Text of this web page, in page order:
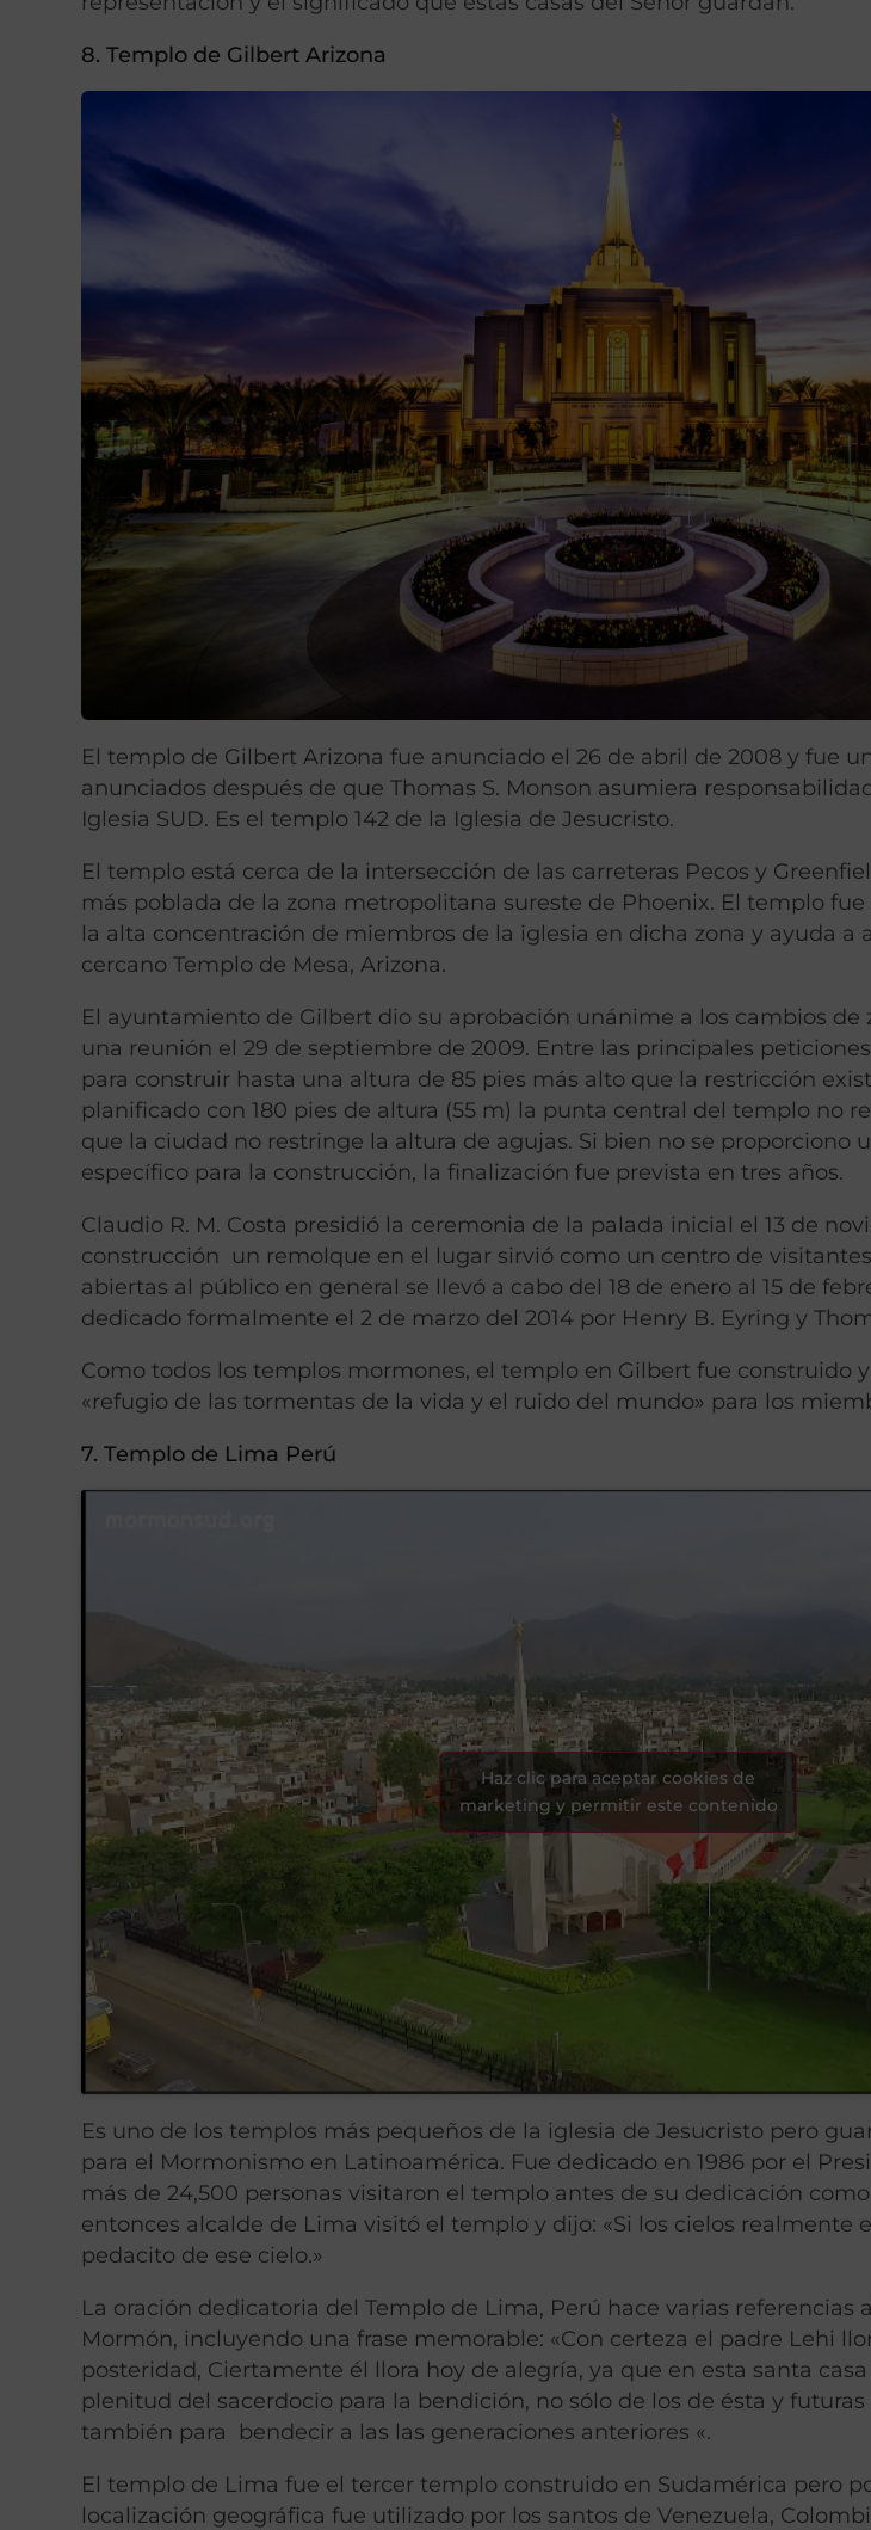
8. Templo de Gilbert Arizona
El templo de Gilbert Arizona fue anunciado el 26 de abril de 2008 y fue
anunciados después de que Thomas S. Monson asumiera
Iglesia SUD. Es el templo 142 de la Iglesia de Jesucristo.
El templo está cerca de la intersección de las carreteras Pecos y
más poblada de la zona metropolitana sureste de Phoenix. El templo
la alta concentración de miembros de la iglesia en dicha zona y ayuda a
cercano Templo de Mesa, Arizona.
El ayuntamiento de Gilbert dio su aprobación unánime a los cambios de
una reunión el 29 de septiembre de 2009. Entre las principales
para construir hasta una altura de 85 pies más alto que la restricción
planificado con 180 pies de altura (55 m) la punta central del templo no
que la ciudad no restringe la altura de agujas. Si bien no se proporciono
específico para la construcción, la finalización fue prevista en tres años.
Claudio R. M. Costa presidió la ceremonia de la palada inicial el 13 de
construcción un remolque en el lugar sirvió como un centro de
abiertas al público en general se llevó a cabo del 18 de enero al 15 de
dedicado formalmente el 2 de marzo del 2014 por Henry B. Eyring y
Como todos los templos mormones, el templo en Gilbert fue construido
«refugio de las tormentas de la vida y el ruido del mundo» para los
7. Templo de Lima Perú
Haz clic para aceptar cookies de
marketing y permitir este contenido
Es uno de los templos más pequeños de la iglesia de Jesucristo pero
para el Mormonismo en Latinoamérica. Fue dedicado en 1986 por el
más de 24,500 personas visitaron el templo antes de su dedicación
entonces alcalde de Lima visitó el templo y dijo: «Si los cielos realmente
pedacito de ese cielo.»
La oración dedicatoria del Templo de Lima, Perú hace varias referencias
Mormón, incluyendo una frase memorable: «Con certeza el padre Lehi
posteridad, Ciertamente él llora hoy de alegría, ya que en esta santa
plenitud del sacerdocio para la bendición, no sólo de los de ésta y futuras
también para bendecir a las las generaciones anteriores «.
El templo de Lima fue el tercer templo construido en Sudamérica pero
localización geográfica fue utilizado por los santos de Venezuela,